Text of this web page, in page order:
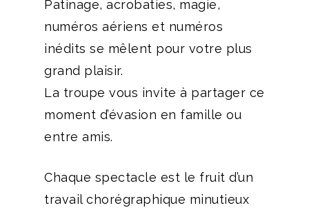
Patinage, acrobaties, magie,
numéros aériens et numéros
inédits se mêlent pour votre plus
grand plaisir.
La troupe vous invite à partager ce
moment d’évasion en famille ou
entre amis.
Chaque spectacle est le fruit d’un
travail chorégraphique minutieux